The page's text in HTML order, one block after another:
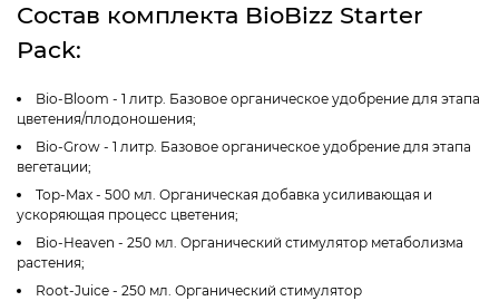
Состав комплекта BioBizz Starter
Pack:
Bio-Bloom - 1 литр. Базовое органическое удобрение для этапа
цветения/плодоношения;
Bio-Grow - 1 литр. Базовое органическое удобрение для этапа
вегетации;
Top-Max - 500 мл. Органическая добавка усиливающая и
ускоряющая процесс цветения;
Bio-Heaven - 250 мл. Органический стимулятор метаболизма
растения;
Root-Juice - 250 мл. Органический стимулятор